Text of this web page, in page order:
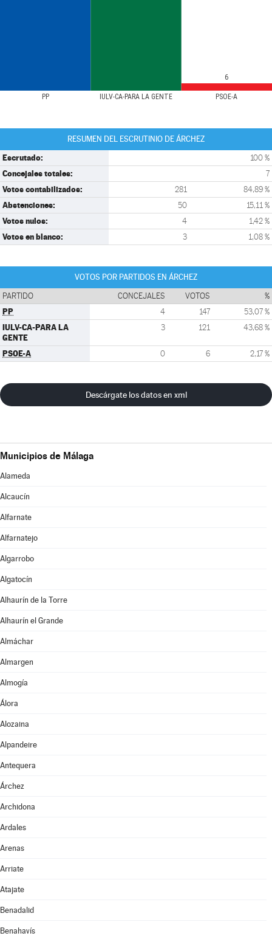
PP IULV-CA-PARA LA GENTE PSOE-A
6
RESUMEN DEL ESCRUTINIO DE ÁRCHEZ
Escrutado: 100 %
Concejales totales: 7
Votos contabilizados: 281 84,89 %
Abstenciones: 50 15,11 %
Votos nulos: 4 1,42 %
Votos en blanco: 3 1,08 %
VOTOS POR PARTIDOS EN ÁRCHEZ
PARTIDO CONCEJALES VOTOS %
PP 4 147 53,07 %
IULV-CA-PARA LA
GENTE
3 121 43,68 %
PSOE-A 0 6 2,17 %
Descárgate los datos en xml
Municipios de Málaga
Alameda
Alcaucín
Alfarnate
Alfarnatejo
Algarrobo
Algatocín
Alhaurín de la Torre
Alhaurín el Grande
Almáchar
Almargen
Almogía
Álora
Alozaina
Alpandeire
Antequera
Árchez
Archidona
Ardales
Arenas
Arriate
Atajate
Benadalid
Benahavís